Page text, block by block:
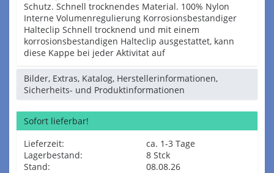
Schutz. Schnell trocknendes Material. 100% Nylon
Interne Volumenregulierung Korrosionsbestandiger
Halteclip Schnell trocknend und mit einem
korrosionsbestandigen Halteclip ausgestattet, kann
diese Kappe bei jeder Aktivitat auf
Bilder, Extras, Katalog, Herstellerinformationen,
Sicherheits- und Produktinformationen
Sofort lieferbar!
Lieferzeit:
ca. 1-3 Tage
Lagerbestand:
8 Stck
Stand:
08.08.26